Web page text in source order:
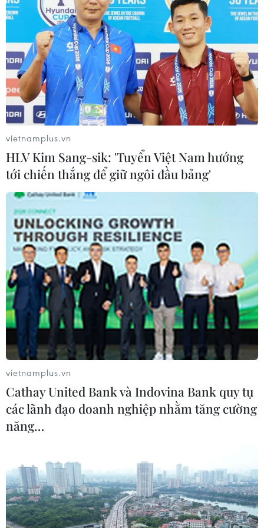
hướng Đông về phía Biển Nhật Bản.
Triều Tiên xác nhận phóng thử hai tên lửa
dẫn đường chiến thuật
17/01/2022 23:03
Sáng 17/1, Hội đồng tham mưu trưởng liên quân Hàn
Quốc (JSC) cho biết đã phát hiện 2 vật thể bay được
phóng đi từ khu vực sân bay Sunan ở thủ đô Bình
Nhưỡng.
vietnamplus.vn
HLV Kim Sang-sik: 'Tuyển Việt Nam hướng
tới chiến thắng để giữ ngôi đầu bảng'
vietnamplus.vn
Cathay United Bank và Indovina Bank quy tụ
các lãnh đạo doanh nghiệp nhằm tăng cường
năng…